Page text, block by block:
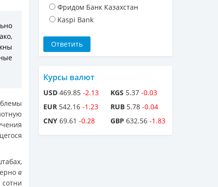
в
Фридом Банк Казахстан
Kaspi Bank
Курсы валют
USD 469.85 -2.13
EUR 542.16 -1.23
CNY 69.61 -0.28
KGS 5.37 -0.03
RUB 5.78 -0.04
GBP 632.56 -1.83